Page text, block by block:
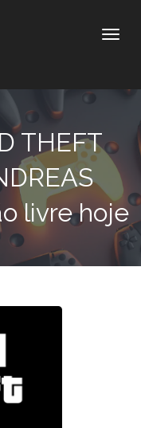
THEFT
livre hoje